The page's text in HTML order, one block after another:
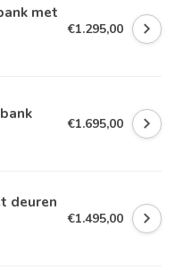
met
€1.295,00
€1.695,00
deuren
€1.495,00